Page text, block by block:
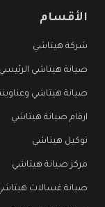
الأقسام
شركة هيتاشي
صيانة هيتاشي الرئيسي
صيانة هيتاشي
ارقام صيانة هيتاشي
توكيل هيتاشي
مركز صيانة هيتاشي
صيانة غسالات